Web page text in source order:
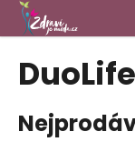
Přejít
obsah
o
o